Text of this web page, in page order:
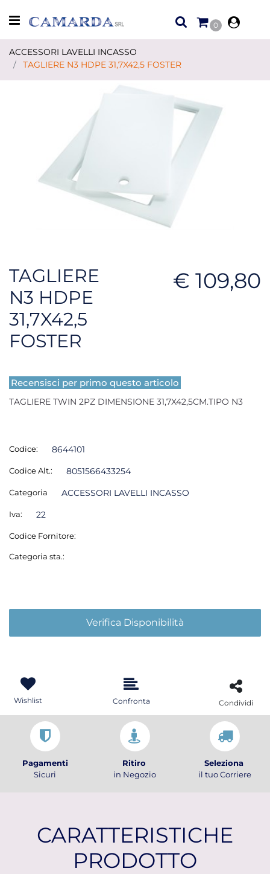
Open menu
0
ACCESSORI LAVELLI INCASSO
TAGLIERE N3 HDPE 31,7X42,5 FOSTER
TAGLIERE
N3 HDPE
31,7X42,5
FOSTER
€ 109,80
Recensisci per primo questo articolo
TAGLIERE TWIN 2PZ DIMENSIONE 31,7X42,5CM.TIPO N3
Codice: 8644101
Codice Alt.: 8051566433254
Categoria ACCESSORI LAVELLI INCASSO
Iva: 22
Codice Fornitore:
Categoria sta.:
Verifica Disponibilità
Wishlist Confronta Condividi
Pagamenti
Sicuri
Ritiro
in Negozio
Seleziona
il tuo Corriere
CARATTERISTICHE
PRODOTTO